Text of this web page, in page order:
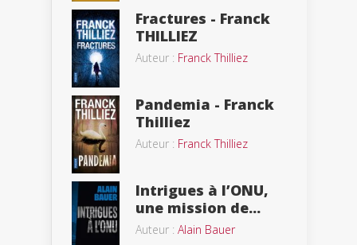
Fractures - Franck
THILLIEZ
Auteur : Franck Thilliez
Pandemia - Franck
Thilliez
Auteur : Franck Thilliez
Intrigues à l’ONU,
une mission de...
Auteur : Alain Bauer